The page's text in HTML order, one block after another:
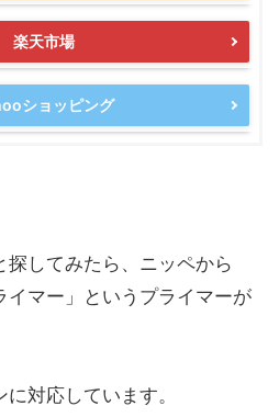
楽天市場
ショッピング
探してみたら、ニッペから
イマー」というプライマーが
対応しています。